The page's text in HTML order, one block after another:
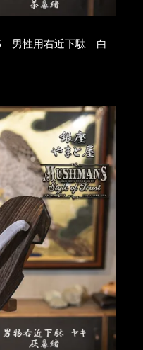
男性用右近下駄 白